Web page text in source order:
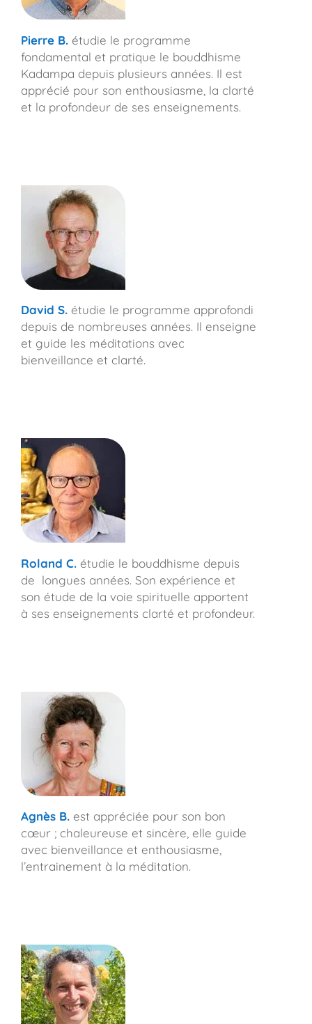
Pierre B.étudie le programme
fondamental et pratique le bouddhisme
Kadampa depuis plusieurs années. Il est
apprécié pour son enthousiasme, la clarté
et la profondeur de ses enseignements.
David S.étudie le programme approfondi
depuis de nombreuses années. Il enseigne
et guide les méditations avec
bienveillance et clarté.
Roland C. étudie le bouddhisme depuis
de longues années. Son expérience et
son étude de la voie spirituelle apportent
à ses enseignements clarté et profondeur.
Agnès B.est appréciée pour son bon
cœur ; chaleureuse et sincère, elle guide
avec bienveillance et enthousiasme,
l’entrainement à la méditation.